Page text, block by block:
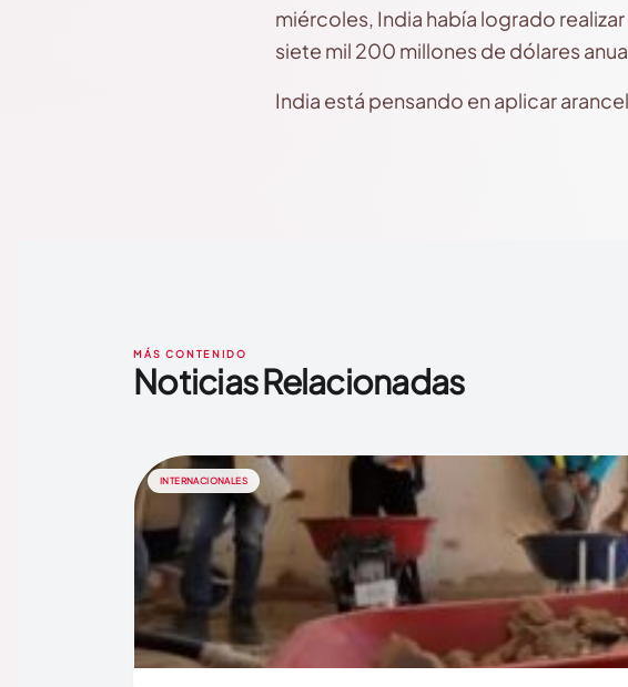
miércoles, India había logrado
siete mil 200 millones de dólares
India está pensando en aplicar
MÁS CONTENIDO
Noticias Relacionadas
INTERNACIONALES